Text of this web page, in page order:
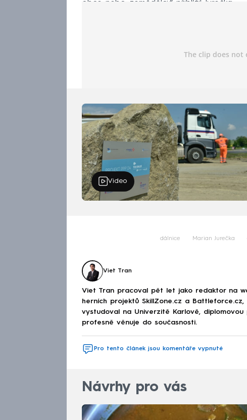
obce nebo zemědělci,“ přiblížil Jurečka.
Video
dálnice Marian Jurečka
Viet Tran
Viet Tran pracoval pět let jako redaktor na
herních projektů SkillZone.cz a
vystudoval na Univerzitě Karlově,
profesně věnuje do současnosti.
Pro tento článek jsou komentáře vypnuté
Návrhy pro vás